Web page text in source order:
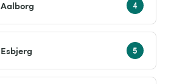
Aalborg
Esbjerg